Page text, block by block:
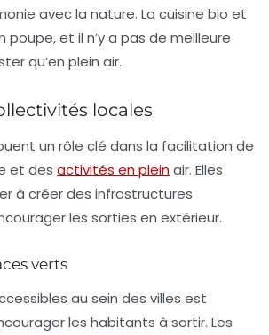
avec la nature. La cuisine bio et
poupe, et il n’y a pas de meilleure
qu’en plein air.
locales
un rôle clé dans la facilitation de
et des activités en pleinair. Elles
à créer des infrastructures
les sorties en extérieur.
verts
au sein des villes est
les habitants à sortir. Les